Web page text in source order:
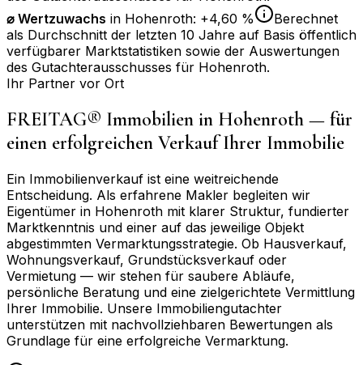
⌀ Wertzuwachs in Hohenroth: +4,60 %
Berechnet
als Durchschnitt der letzten 10 Jahre auf Basis öffentlich
verfügbarer Marktstatistiken sowie der Auswertungen
des Gutachterausschusses für Hohenroth.
Ihr Partner vor Ort
FREITAG® Immobilien in Hohenroth — für
einen erfolgreichen Verkauf Ihrer Immobilie
Ein Immobilienverkauf ist eine weitreichende
Entscheidung. Als erfahrene Makler begleiten wir
Eigentümer in Hohenroth mit klarer Struktur, fundierter
Marktkenntnis und einer auf das jeweilige Objekt
abgestimmten Vermarktungsstrategie. Ob Hausverkauf,
Wohnungsverkauf, Grundstücksverkauf oder
Vermietung — wir stehen für saubere Abläufe,
persönliche Beratung und eine zielgerichtete Vermittlung
Ihrer Immobilie. Unsere Immobiliengutachter
unterstützen mit nachvollziehbaren Bewertungen als
Grundlage für eine erfolgreiche Vermarktung.